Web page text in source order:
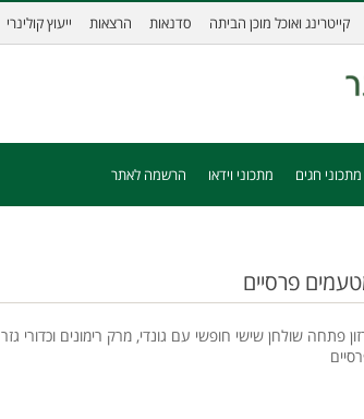
קייטרינג ואוכל מוכן הביתה סדנאות הרצאות ייעוץ קולינרי
מתכוני חגים מתכוני וידאו הרשמה לאתר
פרסיים
פתחה שולחן שישי חופשי עם גונדי, מרק רימונים וכדורי גזר